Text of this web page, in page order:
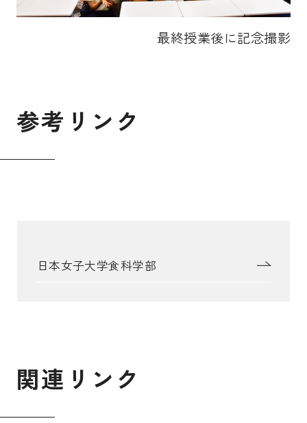
最終授業後に記念撮影
参考 リ ン ク
日本女子大学食科学部
関連 リ ン ク